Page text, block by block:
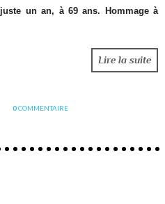
un an, à 69 ans. Hommage à
Lire la suite
0 COMMENTAIRE